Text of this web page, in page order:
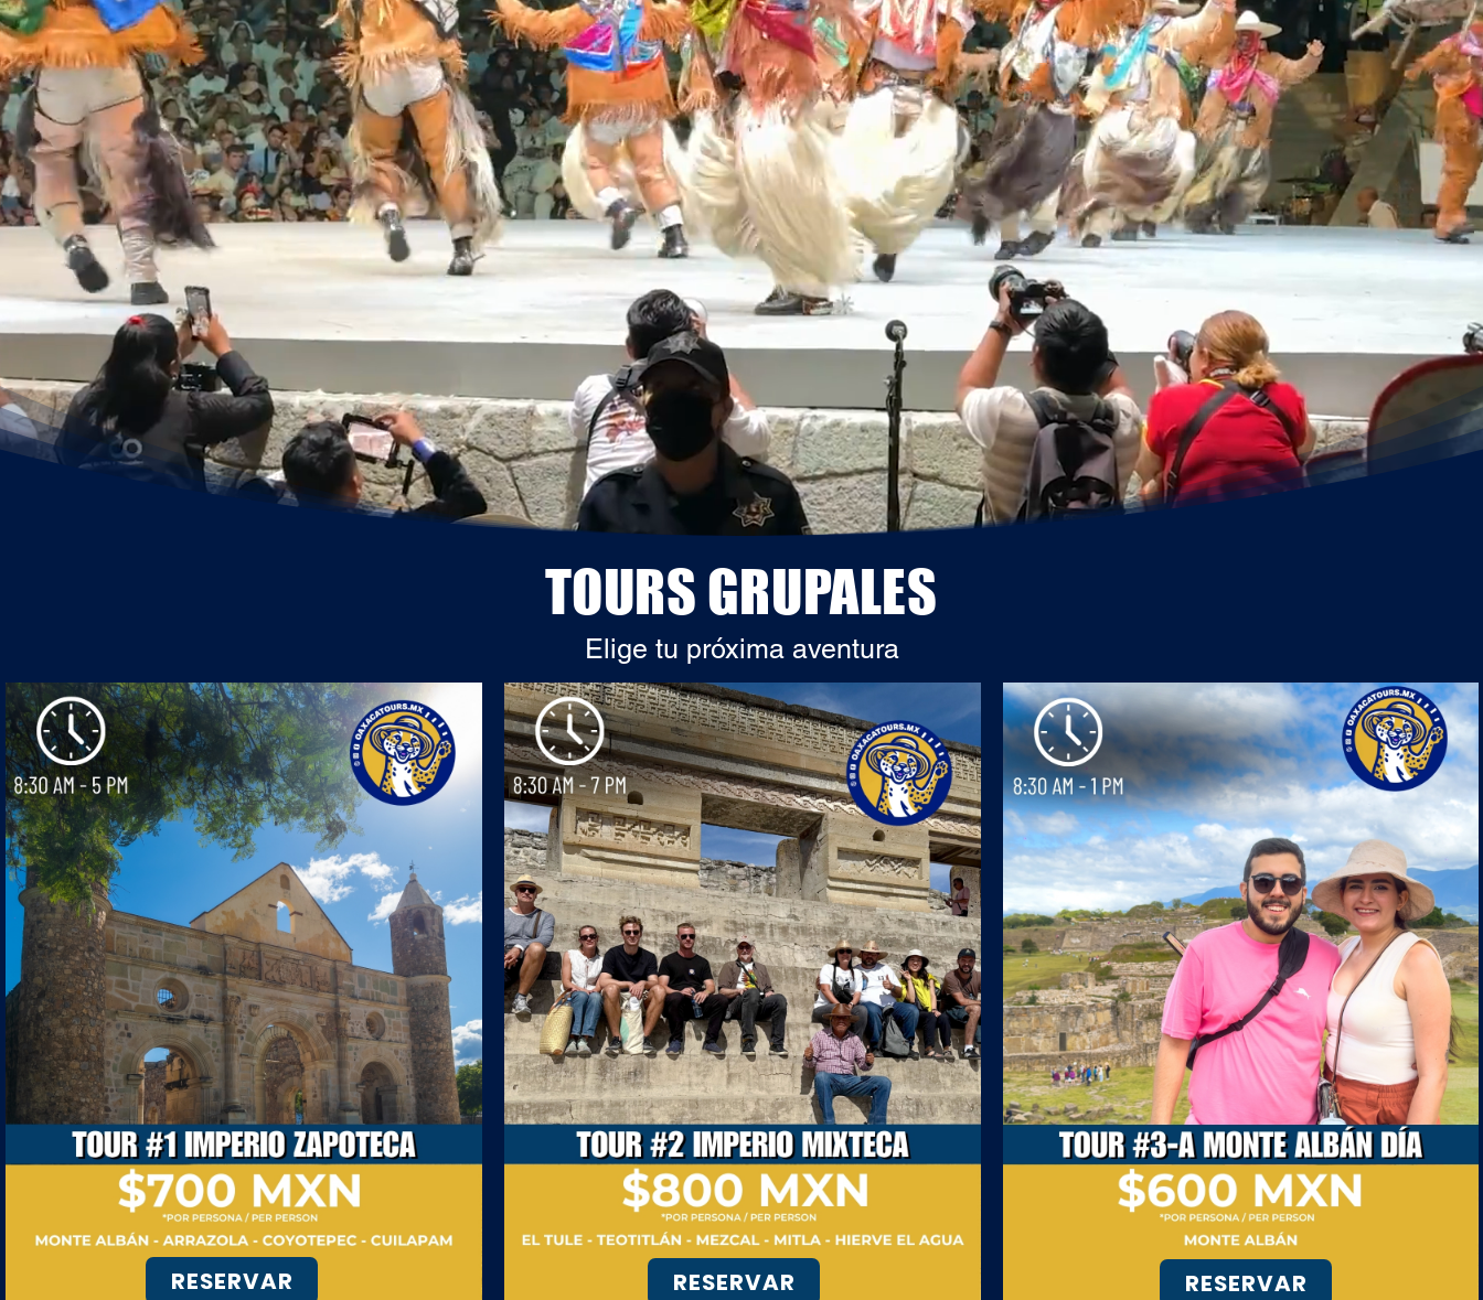
Elige tu próxima aventura
TOURS GRUPALES
RESERVAR RESERVAR RESERVAR